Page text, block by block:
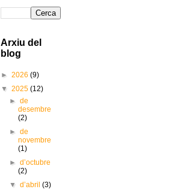
Arxiu del
blog
► 2026 (9)
▼ 2025 (12)
►de
desembre
(2)
►de
novembre
(1)
►d’octubre
(2)
▼d’abril(3)